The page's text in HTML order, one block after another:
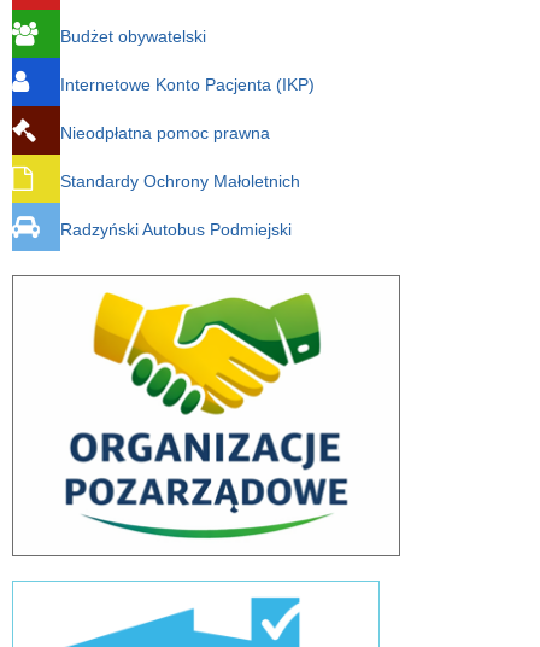
Budżet obywatelski
Internetowe Konto Pacjenta (IKP)
Nieodpłatna pomoc prawna
Standardy Ochrony Małoletnich
Radzyński Autobus Podmiejski